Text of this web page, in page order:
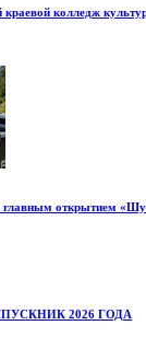
колледж
главным открытием
2026 ГОДА